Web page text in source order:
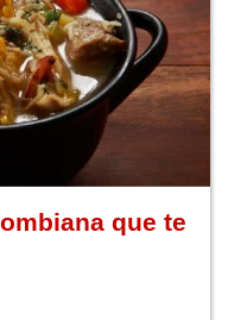
que te